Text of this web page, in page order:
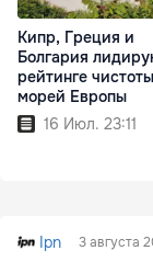
Кипр, Греция и
Болгария
рейтинге чистоты
морей Европы
16 Июл. 23:11
Ipn 3 августа